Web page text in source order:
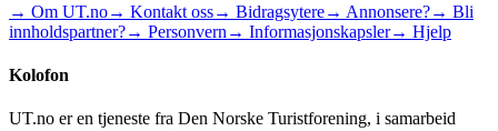
→ Om UT.no→ Kontakt oss→ Bidragsytere→ Annonsere?→ Bli
innholdspartner?→ Personvern → Informasjonskapsler→ Hjelp
Kolofon
UT.no er en tjeneste fra Den Norske Turistforening, i samarbeid